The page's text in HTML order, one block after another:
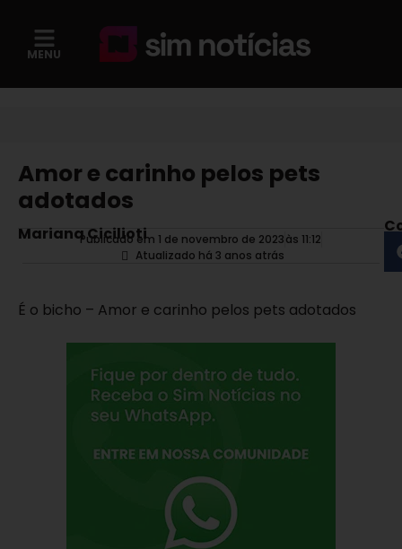
MENU
Amor e carinho pelos pets
adotados
Mariana Cicilioti
Publicado em 1 de novembro de 2023às 11:12
Atualizado há 3 anos atrás
É o bicho – Amor e carinho pelos pets adotados